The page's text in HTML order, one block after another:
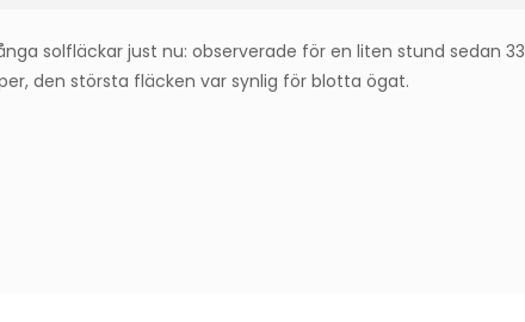
solfläckar just nu: observerade för en liten stund sedan 33
den största fläcken var synlig för blotta ögat.